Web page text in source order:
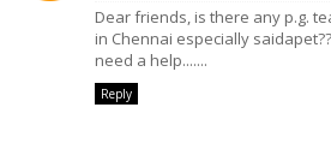
Dear friends, is there any p.g.
in Chennai especially
need a help.......
Reply